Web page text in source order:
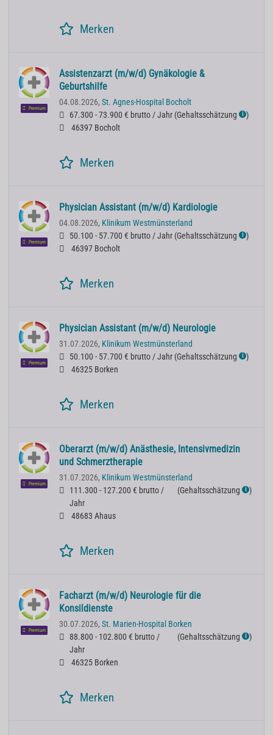
Merken
Premium
Assistenzarzt (m/w/d) Gynäkologie &
Geburtshilfe
04.08.2026, St. Agnes-Hospital Bocholt
67.300 - 73.900 € brutto / Jahr (Gehaltsschätzung ℹ )
46397 Bocholt
Merken
Premium
Physician Assistant (m/w/d) Kardiologie
04.08.2026, Klinikum Westmünsterland
50.100 - 57.700 € brutto / Jahr (Gehaltsschätzung ℹ )
46397 Bocholt
Merken
Premium
Physician Assistant (m/w/d) Neurologie
31.07.2026, Klinikum Westmünsterland
50.100 - 57.700 € brutto / Jahr (Gehaltsschätzung ℹ )
46325 Borken
Merken
Premium
Oberarzt (m/w/d) Anästhesie, Intensivmedizin
und Schmerztherapie
31.07.2026, Klinikum Westmünsterland
111.300 - 127.200 € brutto /
Jahr
(Gehaltsschätzung ℹ )
48683 Ahaus
Merken
Premium
Facharzt (m/w/d) Neurologie für die
Konsildienste
30.07.2026, St. Marien-Hospital Borken
88.800 - 102.800 € brutto /
Jahr
(Gehaltsschätzung ℹ )
46325 Borken
Merken